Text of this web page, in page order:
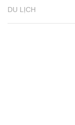
DU LỊCH